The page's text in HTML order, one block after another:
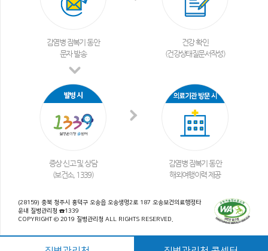
건강 확인
(건강상태질문서작성)
감염병 잠복기 동안
문자 발송
증상 신고 및 상담
(보건소, 1339)
감염병 잠복기 동안
해외여행이력 제공
(28159) 충북 청주시 흥덕구 오송읍 오송생명2로 187 오송보건의료행정타
운내 질병관리청 ☎1339
COPYRIGHT © 2019 질병관리청 ALL RIGHTS RESERVED.